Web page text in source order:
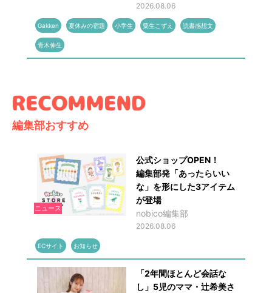
2026.08.06
Gakken 夏休みの宿題 小学生 粟生こずえ 読書感想文
青木伸生
編集部おすすめ
ニュース
公式ショップOPEN！
編集部発「あったらいい
な」を形にした3アイテム
が登場
nobico編集部
2026.08.06
ECサイト お知らせ
「2年間ほとんど会話な
し」5児のママ・辻希美さ